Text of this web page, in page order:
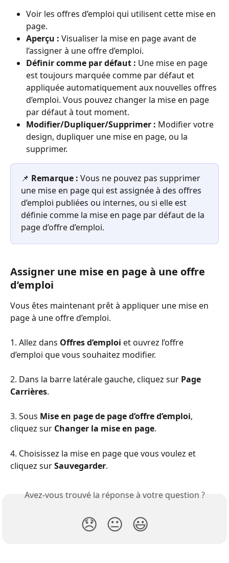
Voir les offres d’emploi qui utilisent cette mise en
page.
Aperçu : Visualiser la mise en page avant de
l’assigner à une offre d’emploi.
Définir comme par défaut : Une mise en page
est toujours marquée comme par défaut et
appliquée automatiquement aux nouvelles offres
d’emploi. Vous pouvez changer la mise en page
par défaut à tout moment.
Modifier/Dupliquer/Supprimer : Modifier votre
design, dupliquer une mise en page, ou la
supprimer.
📌 Remarque : Vous ne pouvez pas supprimer
une mise en page qui est assignée à des offres
d’emploi publiées ou internes, ou si elle est
définie comme la mise en page par défaut de la
page d’offre d’emploi.
Assigner une mise en page à une offre
d’emploi
Vous êtes maintenant prêt à appliquer une mise en
page à une offre d’emploi.
1. Allez dans Offres d’emploi et ouvrez l’offre
d’emploi que vous souhaitez modifier.
2. Dans la barre latérale gauche, cliquez sur Page
Carrières.
3. Sous Mise en page de page d’offre d’emploi,
cliquez sur Changer la mise en page.
4. Choisissez la mise en page que vous voulez et
cliquez sur Sauvegarder.
Avez-vous trouvé la réponse à votre question ?
😞 😐 😃